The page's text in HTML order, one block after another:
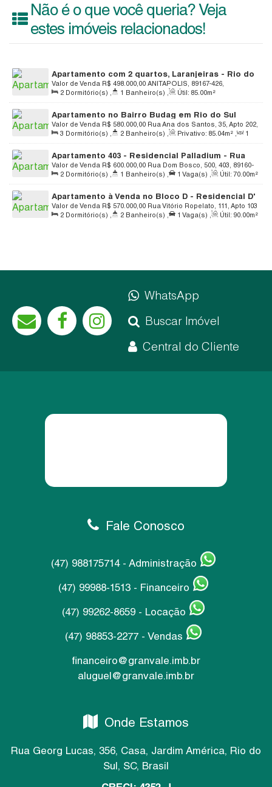
Não é o que você queria? Veja
estes imóveis relacionados!
Apartamento com 2 quartos, Laranjeiras - Rio do
Sul
R$ 498.000,00
Valor de Venda
ANITAPOLIS, 89167-426,
Laranjeiras, Rio do Sul, Santa Catarina, Brasil
2 Dormitório(s) 1 Banheiro(s) Útil: 85 .00m²
Apartamento no Bairro Budag em Rio do Sul
R$ 580.000,00
Valor de Venda
Rua Ana dos Santos, 35, Apto 202,
89165-255, Barragem, Rio do Sul, Santa Catarina, Brasil
3 Dormitório(s) 2 Banheiro(s) Privativo: 85 .04m²
1
Sala(s) , 1 Suíte(s) , Total: 105.00m² , 1 Vaga(s) ,
Útil:
85.04m²
Apartamento 403 - Residencial Palladium - Rua
Dom Bosco - 500 - Centro - Rio do Sul
R$ 600.000,00
Valor de Venda
Rua Dom Bosco, 500, 403, 89160-
135, Centro, Rio do Sul, Santa Catarina, Brasil
2 Dormitório(s) 1 Banheiro(s) 1 Vaga(s) Útil: 70 .00m²
Apartamento à Venda no Bloco D - Residencial D'
Lion - Bairro Taboão
R$ 570.000,00
Valor de Venda
Rua Vitório Ropelato, 111, Apto 103
Bloco D, 89160-362, Taboão, Rio do Sul, Santa Catarina, Brasil
2 Dormitório(s) 2 Banheiro(s) 1 Vaga(s) Útil: 90 .00m²
WhatsApp
Buscar Imóvel
Central do Cliente
Fale Conosco
(47) 988175714 - Administração
(47) 99988-1513 - Financeiro
(47) 99262-8659 - Locação
(47) 98853-2277 - Vendas
financeiro@granvale.imb.br
aluguel@granvale.imb.br
Onde Estamos
Rua Georg Lucas, 356, Casa, Jardim América, Rio do
Sul, SC, Brasil